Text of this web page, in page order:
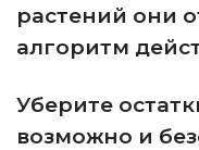
растений они
алгоритм
Уберите
возможно и